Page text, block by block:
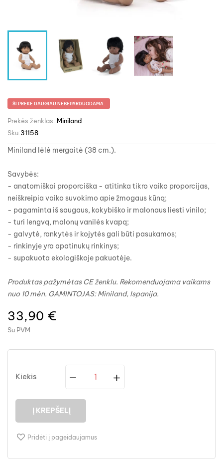
ŠI PREKĖ DAUGIAU NEBEPARDUODAMA.
Prekės ženklas: Miniland
Sku:31158
Miniland lėlė mergaitė (38 cm.).
Savybės:
- anatomiškai proporciška - atitinka tikro vaiko proporcijas,
neiškreipia vaiko suvokimo apie žmogaus kūną;
- pagaminta iš saugaus, kokybiško ir malonaus liesti vinilo;
- turi lengvą, malonų vanilės kvapą;
- galvytė, rankytės ir kojytės gali būti pasukamos;
- rinkinyje yra apatinukų rinkinys;
- supakuota ekologiškoje pakuotėje.
Produktas pažymėtas CE ženklu. Rekomenduojama vaikams
nuo 10 mėn. GAMINTOJAS: Miniland, Ispanija.
33,90 €
Su PVM
Kiekis
Į KREPŠELĮ
Pridėti į pageidaujamus